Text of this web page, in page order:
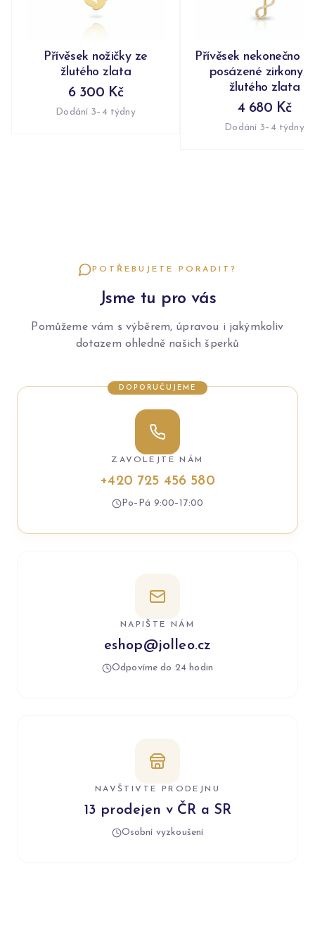
Přívěsek nožičky ze
žlutého zlata
6 300 Kč
Dodání 3–4 týdny
Přívěsek nekonečno
posázené zirkony
žlutého zlata
4 680 Kč
Dodání 3–4 týdny
POTŘEBUJETE PORADIT?
Jsme tu pro vás
Pomůžeme vám s výběrem, úpravou i jakýmkoliv
dotazem ohledně našich šperků
DOPORUČUJEME
ZAVOLEJTE NÁM
+420 725 456 580
Po–Pá 9:00–17:00
NAPIŠTE NÁM
eshop@jolleo.cz
Odpovíme do 24 hodin
NAVŠTIVTE PRODEJNU
13 prodejen v ČR a SR
Osobní vyzkoušení